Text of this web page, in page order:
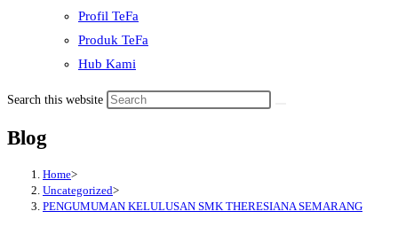
Profil TeFa
Produk TeFa
Hub Kami
Search this website
Blog
Home>
Uncategorized>
PENGUMUMAN KELULUSAN SMK THERESIANA SEMARANG